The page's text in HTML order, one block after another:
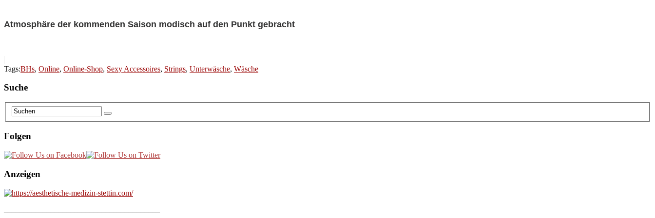
Atmosphäre der kommenden Saison modisch auf den Punkt gebracht
Tags:BHs, Online, Online-Shop, Sexy Accessoires, Strings, Unterwäsche, Wäsche
Suche
Folgen
Anzeigen